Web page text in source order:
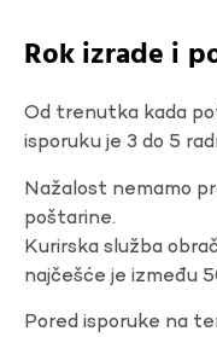
Rok izrade i
Od trenutka kada
isporuku je 3 do 5
Nažalost nemamo
poštarine.
Kurirska služba
najčešće je između
Pored isporuke na